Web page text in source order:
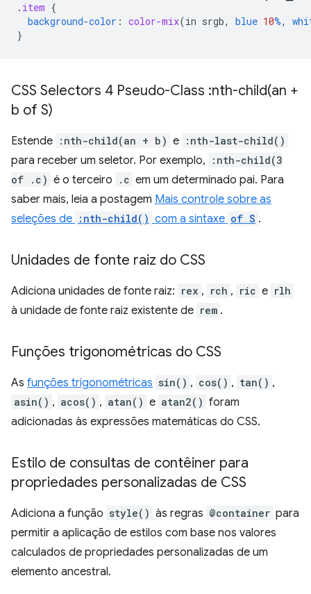
. item {
background-color : color-mix(in srgb, blue 10%,
}
CSS Selectors 4 Pseudo-Class :nth-child(an +
b of S)
Estende :nth-child(an + b) e :nth-last-child()
para receber um seletor. Por exemplo,
:nth-child(3
of .c) é o terceiro .c em um determinado pai. Para
saber mais, leia a postagem Mais controle sobre as
seleções de :nth-child() com a sintaxe of S .
Unidades de fonte raiz do CSS
Adiciona unidades de fonte raiz: rex , rch , ric e rlh
à unidade de fonte raiz existente de rem .
Funções trigonométricas do CSS
As funções trigonométricas sin() , cos() , tan() ,
asin() , acos() , atan() e atan2() foram
adicionadas às expressões matemáticas do CSS.
Estilo de consultas de contêiner para
propriedades personalizadas de CSS
Adiciona a função style() às regras @container para
permitir a aplicação de estilos com base nos valores
calculados de propriedades personalizadas de um
elemento ancestral.